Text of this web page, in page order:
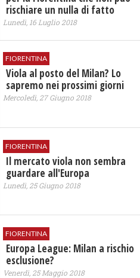
rischiare un nulla di fatto
Lunedì, 16 Luglio 2018
FIORENTINA
Viola al posto del Milan? Lo
sapremo nei prossimi giorni
Mercoledì, 27 Giugno 2018
FIORENTINA
Il mercato viola non sembra
guardare all'Europa
Lunedì, 25 Giugno 2018
FIORENTINA
Europa League: Milan a rischio
esclusione?
Venerdì, 25 Maggio 2018